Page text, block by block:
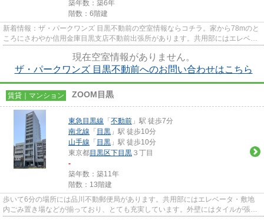
築年数：築6年
階数：6階建
新着情報：ザ・パークワンズ 目黒不動前の空室情報ならコチラ。家から78mのと
ころにさわやか信用金庫目黒支店不動前出張所があります。共用部にはエレベー
現在空室情報がありません。
ザ・パークワンズ 目黒不動前へのお問い合わせはこちら
賃貸｜マンション ZOOM目黒
東急目黒線 「 不動前 」駅 徒歩7分
南北線 「 目黒 」駅 徒歩10分
山手線 「 目黒 」駅 徒歩10分
東京都目黒区下目黒 ３丁目
-
築年数：築11年
階数：13階建
歩いて6分の場所には品川不動郵便局があります。共用部にはエレベータ・敷地
内ごみ置き場などが揃っており、とても充実しています。外壁にはタイルが張ら